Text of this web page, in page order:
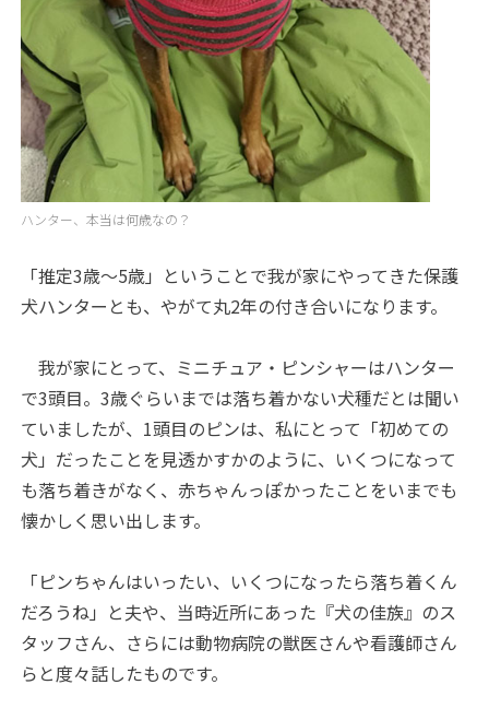
ハンター、本当は何歳なの？
「推定3歳～5歳」ということで我が家にやってきた保護
犬ハンターとも、やがて丸2年の付き合いになります。
我が家にとって、ミニチュア・ピンシャーはハンター
で3頭目。3歳ぐらいまでは落ち着かない犬種だとは聞い
ていましたが、1頭目のピンは、私にとって「初めての
犬」だったことを見透かすかのように、いくつになって
も落ち着きがなく、赤ちゃんっぽかったことをいまでも
懐かしく思い出します。
「ピンちゃんはいったい、いくつになったら落ち着くん
だろうね」と夫や、当時近所にあった『犬の佳族』のス
タッフさん、さらには動物病院の獣医さんや看護師さん
らと度々話したものです。